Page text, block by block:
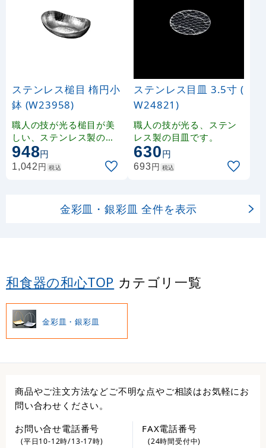
ステンレス槌目 楕円小
鉢 (W23958)
職人の技が光る槌目が美
しい、ステンレス製の小
鉢です。
948円
1,042円 税込
ステンレス目皿 3.5寸 (
W24821)
職人の技が光る、ステン
レス製の目皿です。
630円
693円 税込
金彩皿・銀彩皿 全件を表示
和食器の和心TOP カテゴリ一覧
金彩皿・銀彩皿
商品やご注文方法などご不明な点やご相談はお気軽にお
問い合わせください。
お問い合せ電話番号
(平日10-12時/13-17時)
FAX電話番号
(24時間受付中)